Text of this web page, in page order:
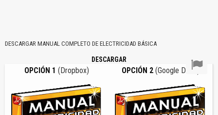
DESCARGAR MANUAL COMPLETO DE ELECTRICIDAD BÁSICA
DESCARGAR
OPCIÓN 1 (Dropbox) OPCIÓN 2 (Google Drive)